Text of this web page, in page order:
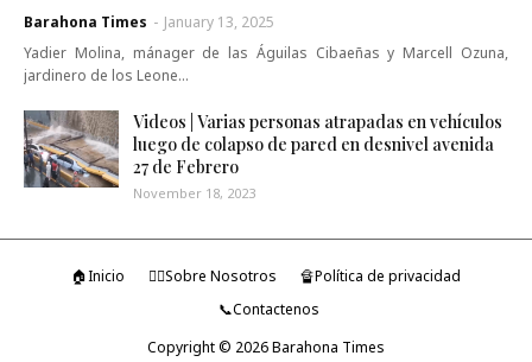
Barahona Times - January 13, 2025
Yadier Molina, mánager de las Águilas Cibaeñas y Marcell Ozuna,
jardinero de los Leone…
Videos | Varias personas atrapadas en vehículos
luego de colapso de pared en desnivel avenida
27 de Febrero
November 18, 2023
🏠Inicio 🤷‍♂️Sobre Nosotros
🔏Política de privacidad
📞Contactenos
Copyright © 2026Barahona Times